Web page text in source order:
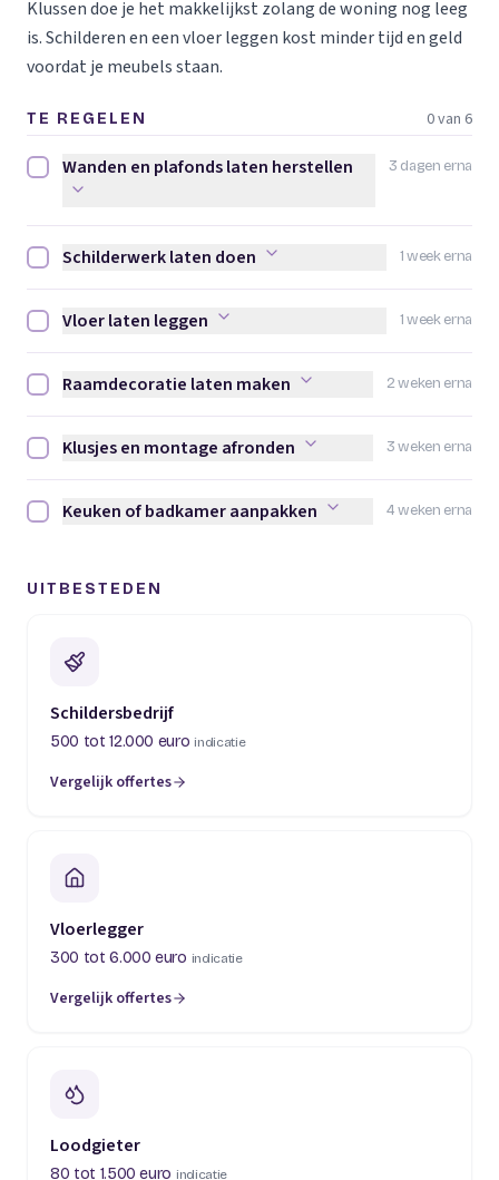
Klussen doe je het makkelijkst zolang de woning nog leeg
is. Schilderen en een vloer leggen kost minder tijd en geld
voordat je meubels staan.
TE REGELEN 0 van 6
3 dagen erna
Wanden en plafonds laten herstellen afvinken
Wanden en plafonds laten herstellen
1 week erna
Schilderwerk laten doen afvinken
Schilderwerk laten doen
1 week erna
Vloer laten leggen afvinken
Vloer laten leggen
2 weken erna
Raamdecoratie laten maken afvinken
Raamdecoratie laten maken
3 weken erna
Klusjes en montage afronden afvinken
Klusjes en montage afronden
4 weken erna
Keuken of badkamer aanpakken afvinken
Keuken of badkamer aanpakken
UITBESTEDEN
Schildersbedrijf
500 tot 12.000 euro indicatie
Vergelijk offertes
(opent in een nieuw tabblad)
Vloerlegger
300 tot 6.000 euro indicatie
Vergelijk offertes
(opent in een nieuw tabblad)
Loodgieter
80 tot 1.500 euro indicatie